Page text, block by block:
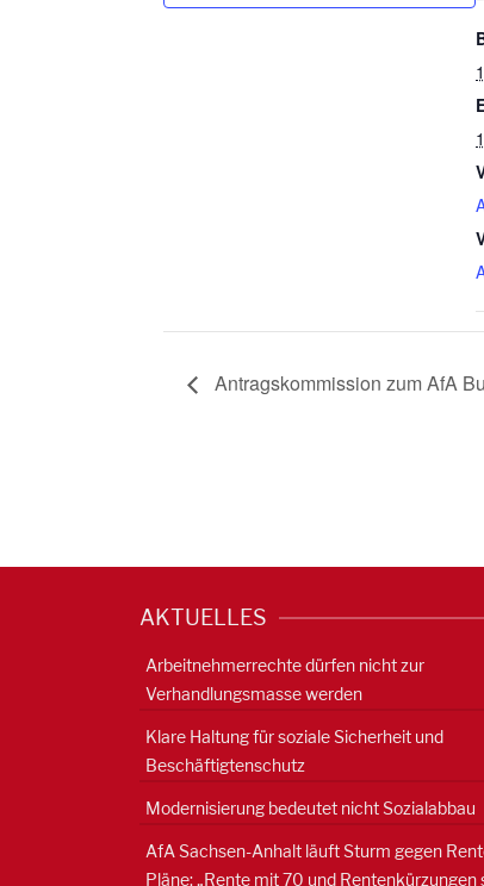
Antragskommission zum AfA
AKTUELLES
Arbeitnehmerrechte dürfen nicht zur
Verhandlungsmasse werden
Klare Haltung für soziale Sicherheit und
Beschäftigtenschutz
Modernisierung bedeutet nicht Sozialabbau
AfA Sachsen-Anhalt läuft Sturm gegen
Pläne: „Rente mit 70 und Rentenkürzungen